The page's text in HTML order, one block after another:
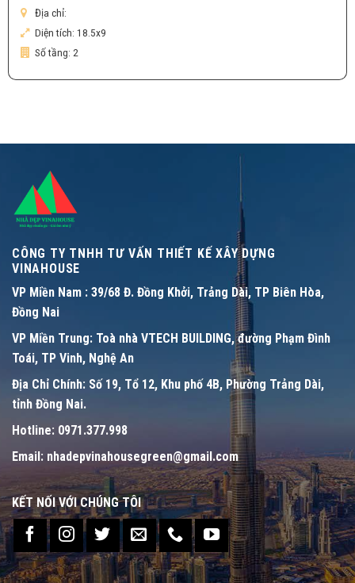
Địa chỉ:
Diện tích: 18.5x9
Số tầng: 2
CÔNG TY TNHH TƯ VẤN THIẾT KẾ XÂY DỰNG
VINAHOUSE
VP Miền Nam : 39/68 Đ. Đồng Khởi, Trảng Dài, TP Biên Hòa,
Đồng Nai
VP Miền Trung: Toà nhà VTECH BUILDING, đường Phạm Đình
Toái, TP Vinh, Nghệ An
Địa Chỉ Chính: Số 19, Tổ 12, Khu phố 4B, Phường Trảng Dài,
tỉnh Đồng Nai.
Hotline: 0971.377.998
Email: nhadepvinahousegreen@gmail.com
KẾT NỐI VỚI CHÚNG TÔI